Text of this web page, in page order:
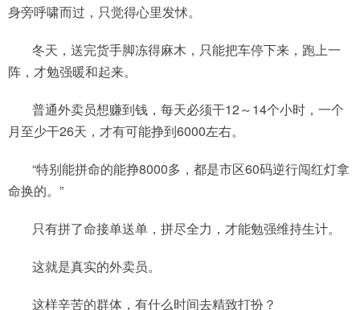
身旁呼啸而过，只觉得心里发怵。
冬天，送完货手脚冻得麻木，只能把车停下来，跑上一
阵，才勉强暖和起来。
普通外卖员想赚到钱，每天必须干12～14个小时，一个
月至少干26天，才有可能挣到6000左右。
“特别能拼命的能挣8000多，都是市区60码逆行闯红灯拿
命换的。”
只有拼了命接单送单，拼尽全力，才能勉强维持生计。
这就是真实的外卖员。
这样辛苦的群体，有什么时间去精致打扮？